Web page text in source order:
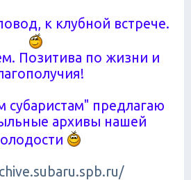
к клубной встрече.
Позитива по жизни и
субаристам" предлагаю
архивы нашей